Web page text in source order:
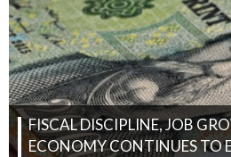
FISCAL DISCIPLINE, JOB
ECONOMY CONTINUES TO